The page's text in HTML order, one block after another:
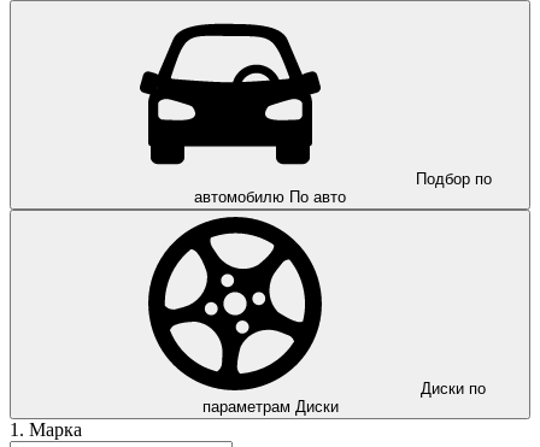
Подбор по
автомобилю По авто
Диски по
параметрам Диски
1. Марка